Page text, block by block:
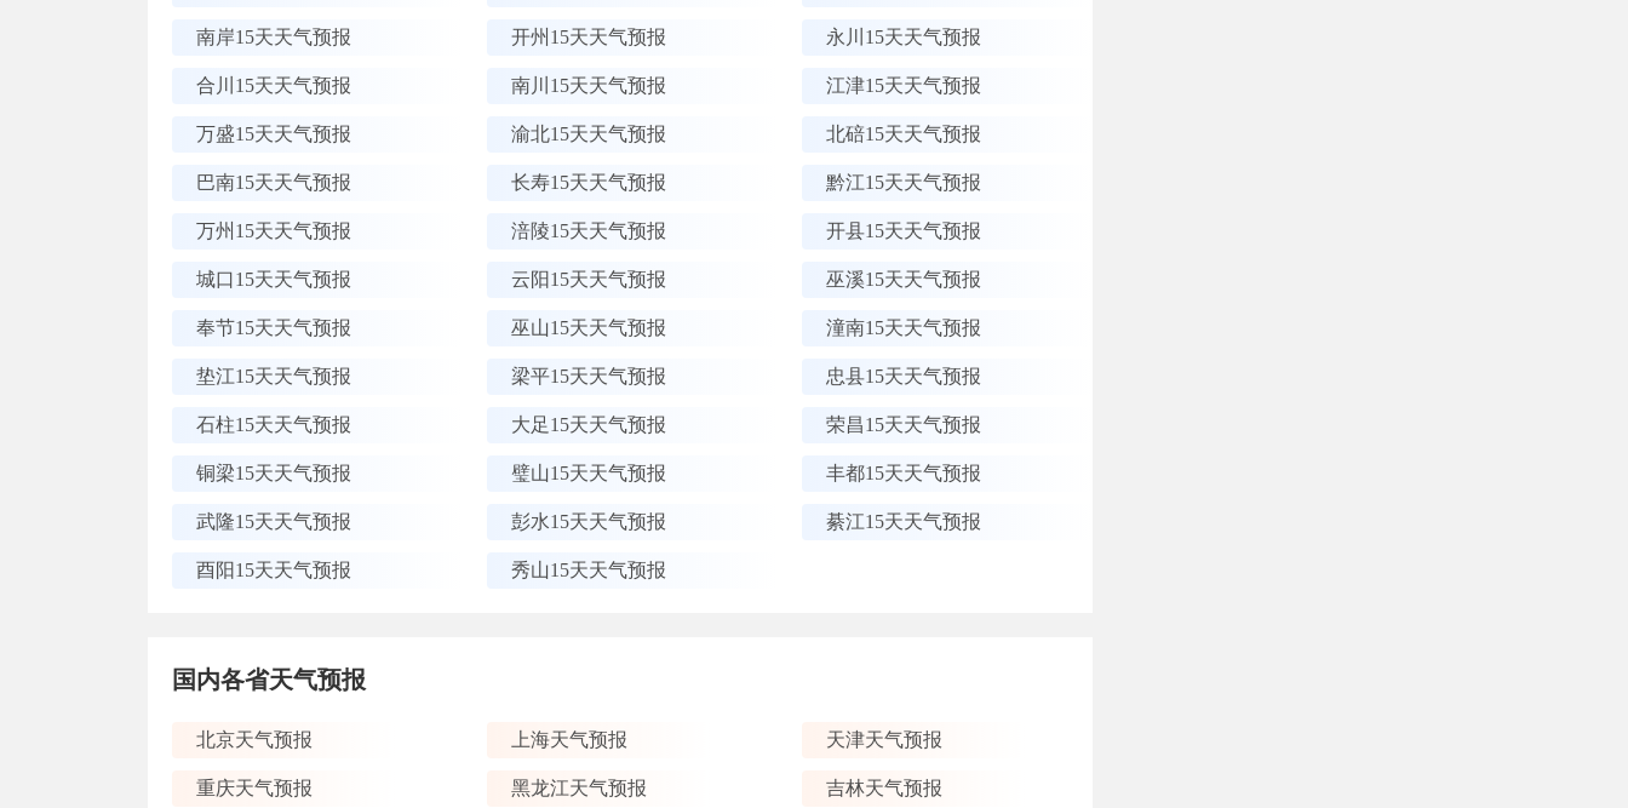
南岸15天天气预报 开州15天天气预报 永川15天天气预报
合川15天天气预报 南川15天天气预报 江津15天天气预报
万盛15天天气预报 渝北15天天气预报 北碚15天天气预报
巴南15天天气预报 长寿15天天气预报 黔江15天天气预报
万州15天天气预报 涪陵15天天气预报 开县15天天气预报
城口15天天气预报 云阳15天天气预报 巫溪15天天气预报
奉节15天天气预报 巫山15天天气预报 潼南15天天气预报
垫江15天天气预报 梁平15天天气预报 忠县15天天气预报
石柱15天天气预报 大足15天天气预报 荣昌15天天气预报
铜梁15天天气预报 璧山15天天气预报 丰都15天天气预报
武隆15天天气预报 彭水15天天气预报 綦江15天天气预报
酉阳15天天气预报 秀山15天天气预报
国内各省天气预报
北京天气预报 上海天气预报 天津天气预报
重庆天气预报 黑龙江天气预报 吉林天气预报